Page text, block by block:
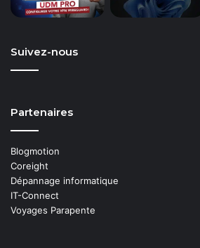
Suivez-nous
Partenaires
Blogmotion
Coreight
Dépannage informatique
IT-Connect
Voyages Parapente